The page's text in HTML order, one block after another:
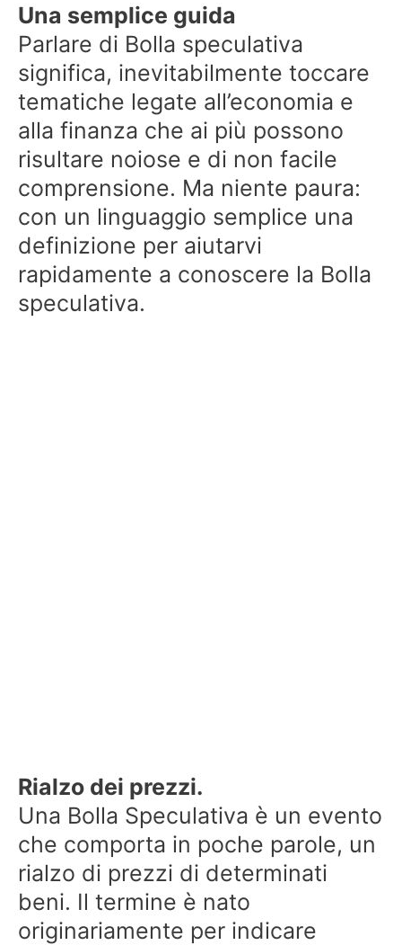
Una semplice guida
Parlare di Bolla speculativa
significa, inevitabilmente toccare
tematiche legate all’economia e
alla finanza che ai più possono
risultare noiose e di non facile
comprensione. Ma niente paura:
con un linguaggio semplice una
definizione per aiutarvi
rapidamente a conoscere la Bolla
speculativa.
Rialzo dei prezzi.
Una Bolla Speculativa è un evento
che comporta in poche parole, un
rialzo di prezzi di determinati
beni. Il termine è nato
originariamente per indicare